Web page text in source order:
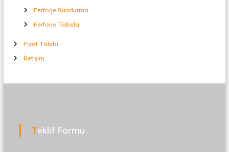
Ferforje Sundurma
Ferforje Tabela
Fiyat Talebi
İletişim
Teklif Formu